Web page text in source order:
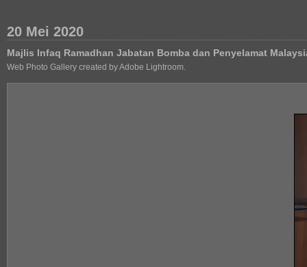
20 Mei 2020
Majlis Infaq Ramadhan Jabatan Bomba dan Penyelamat
Web Photo Gallery created by Adobe Lightroom.